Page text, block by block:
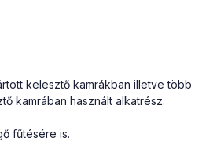
kelesztő kamrákban illetve több
kamrában használt alkatrész.
fűtésére is.